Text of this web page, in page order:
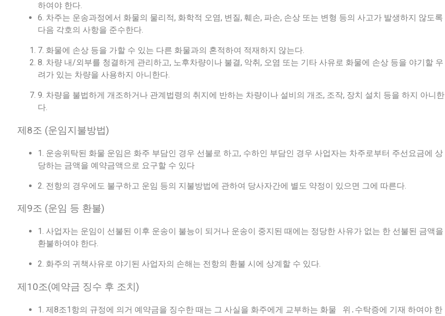
하여야 한다.
6. 차주는 운송과정에서 화물의 물리적, 화학적 오염, 변질, 훼손, 파손, 손상 또는 변형 등의 사고가 발생하지 않도록
다음 각호의 사항을 준수한다.
7. 화물에 손상 등을 가할 수 있는 다른 화물과의 혼적하여 적재하지 않는다.
8. 차량 내/외부를 청결하게 관리하고, 노후차량이나 불결, 악취, 오염 또는 기타 사유로 화물에 손상 등을 야기할 우
려가 있는 차량을 사용하지 아니한다.
9. 차량을 불법하게 개조하거나 관계법령의 취지에 반하는 차량이나 설비의 개조, 조작, 장치 설치 등을 하지 아니한
다.
제8조 (운임지불방법)
1. 운송위탁된 화물 운임은 화주 부담인 경우 선불로 하고, 수하인 부담인 경우 사업자는 차주로부터 주선요금에 상
당하는 금액을 예약금액으로 요구할 수 있다
2. 전항의 경우에도 불구하고 운임 등의 지불방법에 관하여 당사자간에 별도 약정이 있으면 그에 따른다.
제9조 (운임 등 환불)
1. 사업자는 운임이 선불된 이후 운송이 불능이 되거나 운송이 중지된 때에는 정당한 사유가 없는 한 선불된 금액을
환불하여야 한다.
2. 화주의 귀책사유로 야기된 사업자의 손해는 전항의 환불 시에 상계할 수 있다.
제10조(예약금 징수 후 조치)
1. 제8조1항의 규정에 의거 예약금을 징수한 때는 그 사실을 화주에게 교부하는 화물 위․수탁증에 기재 하여야 한